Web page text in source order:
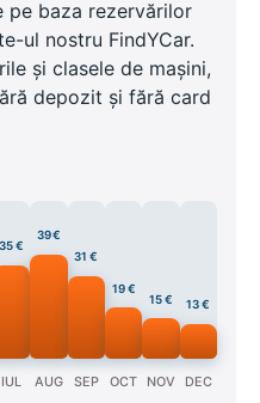
pe baza rezervărilor
ul nostru FindYCar.
și clasele de mașini,
depozit și fără card
35 €
IUL
39 €
AUG
31 €
SEP
19 €
OCT
15 €
NOV
13 €
DEC